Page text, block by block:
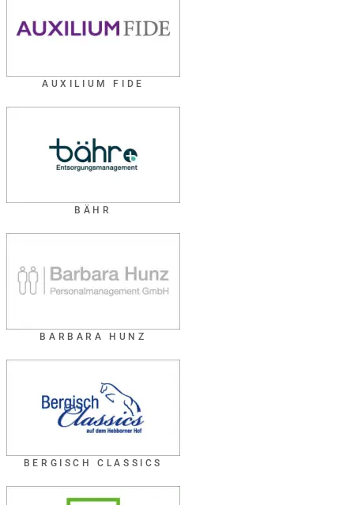
AUXILIUM FIDE
BÄHR
BARBARA HUNZ
BERGISCH CLASSICS